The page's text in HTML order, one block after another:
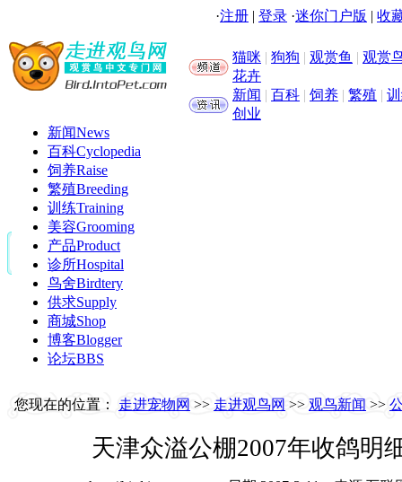
·注册 | 登录 ·迷你门户版 | 收
猫咪 | 狗狗 | 观赏鱼 | 观赏
花卉
新闻 | 百科 | 饲养 | 繁殖 |
创业
新闻News
百科Cyclopedia
饲养Raise
繁殖Breeding
训练Training
美容Grooming
产品Product
诊所Hospital
鸟舍Birdtery
供求Supply
商城Shop
博客Blogger
论坛BBS
您现在的位置： 走进宠物网 >> 走进观鸟网 >> 观鸟新闻 >>
天津众溢公棚2007年收鸽明